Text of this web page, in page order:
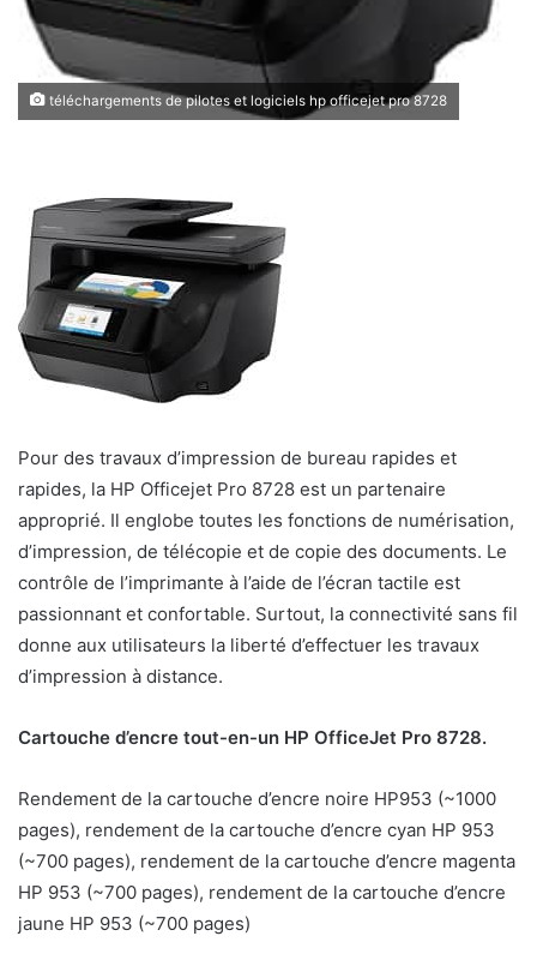
téléchargements de pilotes et logiciels hp officejet pro 8728
Pour des travaux d’impression de bureau rapides et
rapides, la HP Officejet Pro 8728 est un partenaire
approprié. Il englobe toutes les fonctions de numérisation,
d’impression, de télécopie et de copie des documents. Le
contrôle de l’imprimante à l’aide de l’écran tactile est
passionnant et confortable. Surtout, la connectivité sans fil
donne aux utilisateurs la liberté d’effectuer les travaux
d’impression à distance.
Cartouche d’encre tout-en-un HP OfficeJet Pro 8728.
Rendement de la cartouche d’encre noire HP953 (~1000
pages), rendement de la cartouche d’encre cyan HP 953
(~700 pages), rendement de la cartouche d’encre magenta
HP 953 (~700 pages), rendement de la cartouche d’encre
jaune HP 953 (~700 pages)